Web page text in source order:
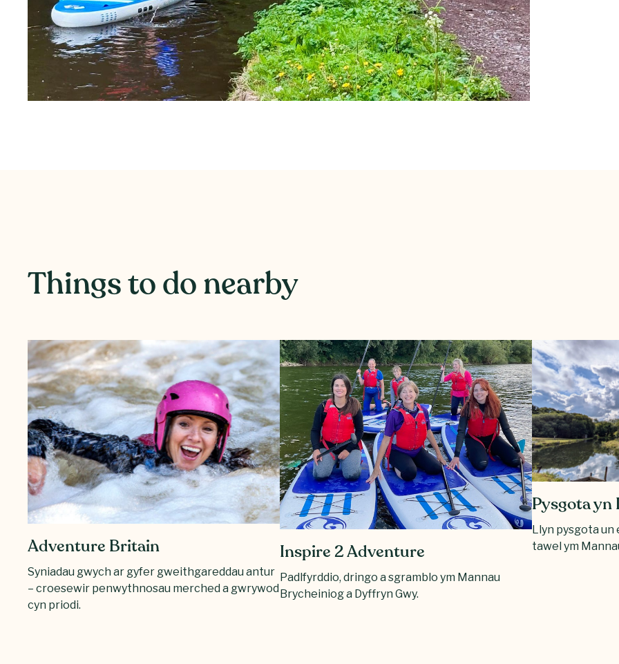
Things to do nearby
Adventure Britain
Syniadau gwych ar gyfer gweithgareddau antur
– croesewir penwythnosau merched a gwrywod
cyn priodi.
Inspire 2 Adventure
Padlfyrddio, dringo a sgramblo ym Mannau
Brycheiniog a Dyffryn Gwy.
Pysgota yn
Llyn pysgota
tawel ym